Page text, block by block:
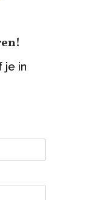
je in